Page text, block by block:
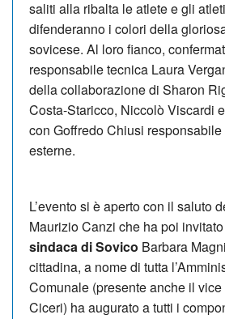
saliti alla ribalta le atlete e gli
difenderanno i colori della
sovicese. Al loro fianco,
responsabile tecnica Laura
della collaborazione di Sharon
Costa-Staricco, Niccolò Viscardi
con Goffredo Chiusi
esterne.
L’evento si è aperto con il saluto
Maurizio Canzi che ha poi
sindaca di Sovico Barbara
cittadina, a nome di tutta
Comunale (presente anche il
Ciceri) ha augurato a tutti i